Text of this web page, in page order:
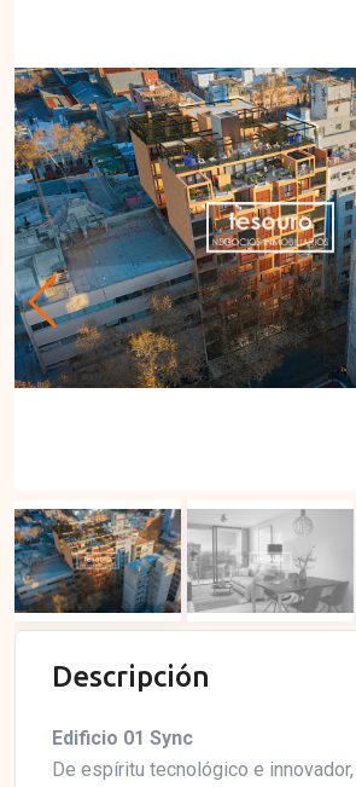
Descripción
Edificio 01 Sync
De espíritu tecnológico e innovador,